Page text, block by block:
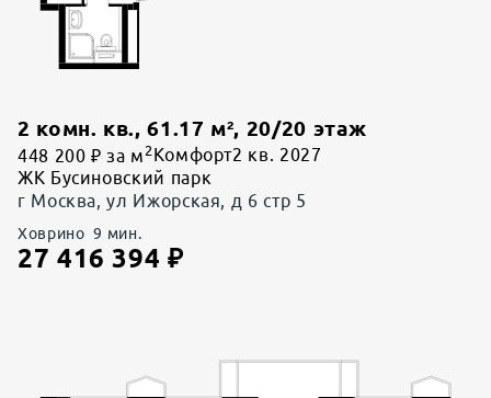
2 комн. кв., 61.17 м², 20/20 этаж
448 200 ₽ за м 2 Комфорт2 кв. 2027
ЖК Бусиновский парк
г Москва, ул Ижорская, д 6 стр 5
Ховрино 9 мин.
27 416 394 ₽